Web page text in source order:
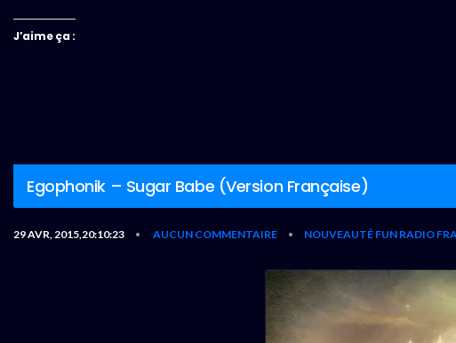
J’aime ça :
Egophonik – Sugar Babe (Version Française)
29 AVR, 2015,20:10:23 • AUCUN COMMENTAIRE • NOUVEAUTÉ FUN RADIO